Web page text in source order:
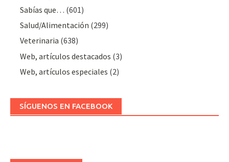
Sabías que… (601)
Salud/Alimentación (299)
Veterinaria (638)
Web, artículos destacados (3)
Web, artículos especiales (2)
SÍGUENOS EN FACEBOOK